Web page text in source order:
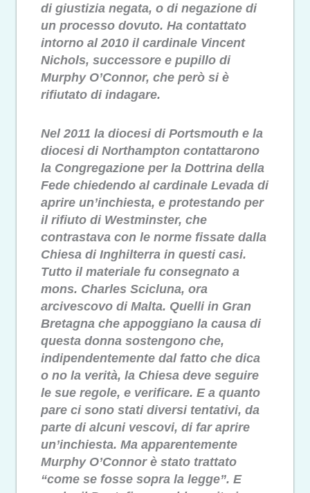
di giustizia negata, o di negazione di
un processo dovuto. Ha contattato
intorno al 2010 il cardinale Vincent
Nichols, successore e pupillo di
Murphy O’Connor, che però si è
rifiutato di indagare.
Nel 2011 la diocesi di Portsmouth e la
diocesi di Northampton contattarono
la Congregazione per la Dottrina della
Fede chiedendo al cardinale Levada di
aprire un’inchiesta, e protestando per
il rifiuto di Westminster, che
contrastava con le norme fissate dalla
Chiesa di Inghilterra in questi casi.
Tutto il materiale fu consegnato a
mons. Charles Scicluna, ora
arcivescovo di Malta. Quelli in Gran
Bretagna che appoggiano la causa di
questa donna sostengono che,
indipendentemente dal fatto che dica
o no la verità, la Chiesa deve seguire
le sue regole, e verificare. E a quanto
pare ci sono stati diversi tentativi, da
parte di alcuni vescovi, di far aprire
un’inchiesta. Ma apparentemente
Murphy O’Connor è stato trattato
“come se fosse sopra la legge”. E